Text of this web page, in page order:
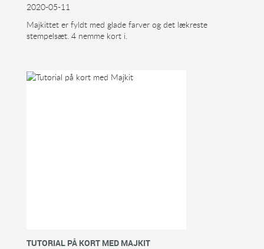
2020-05-11
Majkittet er fyldt med glade farver og det lækreste
stempelsæt. 4 nemme kort i.
TUTORIAL PÅ KORT MED MAJKIT